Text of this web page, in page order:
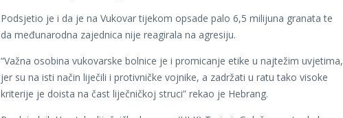
Podsjetio je i da je na Vukovar tijekom opsade palo 6,5 milijuna granata te
da međunarodna zajednica nije reagirala na agresiju.
“Važna osobina vukovarske bolnice je i promicanje etike u najtežim uvjetima,
jer su na isti način liječili i protivničke vojnike, a zadržati u ratu tako visoke
kriterije je doista na čast liječničkoj struci” rekao je Hebrang.